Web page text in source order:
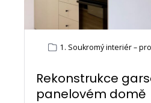
1. Soukromý interiér –
Rekonstrukce
panelovém domě